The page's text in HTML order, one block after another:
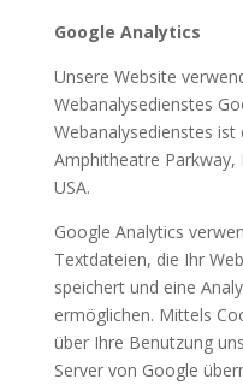
Google Analytics
Unsere Website
Webanalysedienstes
Webanalysedienstes ist
Amphitheatre Parkway,
USA.
Google Analytics
Textdateien, die Ihr
speichert und eine
ermöglichen. Mittels
über Ihre Benutzung
Server von Google